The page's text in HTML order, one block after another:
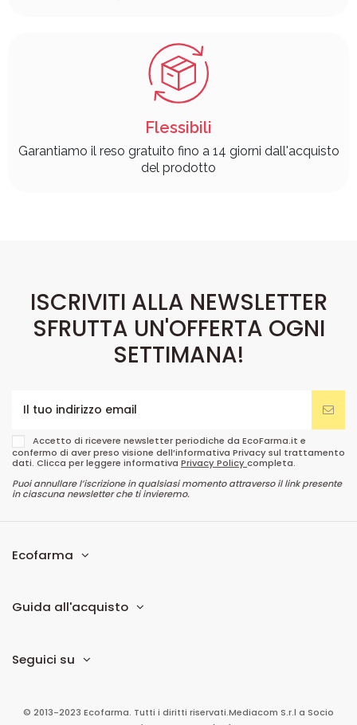
Flessibili
Garantiamo il reso gratuito fino a 14 giorni dall'acquisto
del prodotto
ISCRIVITI ALLA NEWSLETTER
SFRUTTA UN'OFFERTA OGNI
SETTIMANA!
Accetto di ricevere newsletter periodiche da EcoFarma.it e
confermo di aver preso visione dell’informativa Privacy sul trattamento
dati. Clicca per leggere informativa Privacy Policycompleta.
Puoi annullare l’iscrizione in qualsiasi momento attraverso il link presente
in ciascuna newsletter che ti invieremo.
Ecofarma
Guida all'acquisto
Seguici su
© 2013-2023 Ecofarma. Tutti i diritti riservati.Mediacom S.r.l a Socio